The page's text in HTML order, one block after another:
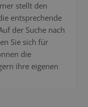
stellt den
entsprechende
der Suche nach
Sie sich für
die
ihre eigenen